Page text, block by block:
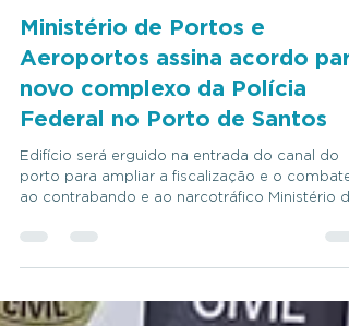
16 de set. de 2025 3 min de leitura
Ministério de Portos e
novo complexo da Polícia
Federal no Porto de Santos
Edifício será erguido na entrada do canal do
complexo da Polícia Federal no Porto de